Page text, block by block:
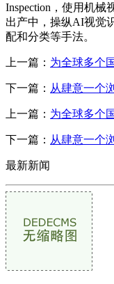
Inspection，使用机
出产中，操纵AI视觉
配和分类等手法。
上一篇： 为全球多个
下一篇： 从肆意一个
上一篇： 为全球多个
下一篇： 从肆意一个
最新新闻